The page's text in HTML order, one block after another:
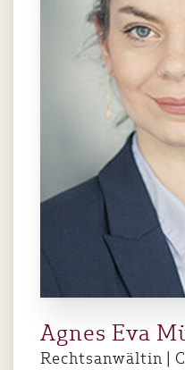
Agnes Eva
Rechtsanwältin |